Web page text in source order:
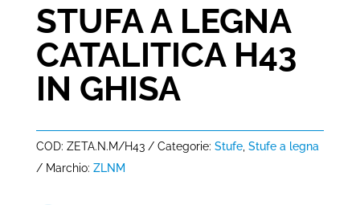
STUFA A LEGNA
CATALITICA H43
IN GHISA
COD: ZETA.N.M/H43 Categorie: Stufe, Stufe a legna
Marchio: ZLNM